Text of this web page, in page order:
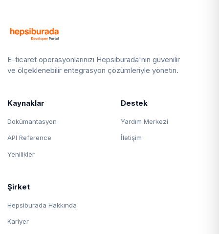
E-ticaret operasyonlarınızı Hepsiburada'nın güvenilir
ve ölçeklenebilir entegrasyon çözümleriyle yönetin.
Kaynaklar
Dokümantasyon
API Reference
Yenilikler
Destek
Yardım Merkezi
İletişim
Şirket
Hepsiburada Hakkında
Kariyer